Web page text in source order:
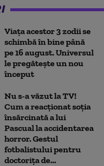
Viața acestor 3 zodii se
schimbă în bine până
pe 16 august. Universul
le pregătește un nou
început
Nu s-a văzut la TV!
Cum a reacţionat soţia
însărcinată a lui
Pascual la accidentarea
horror. Gestul
fotbalistului pentru
doctoriţa de...